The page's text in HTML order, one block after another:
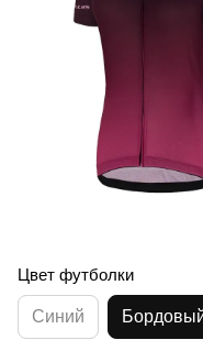
Цвет футболки
Синий